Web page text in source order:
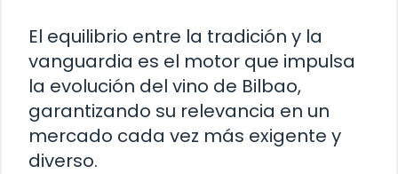
El equilibrio entre la tradición y la
vanguardia es el motor que impulsa
la evolución del vino de Bilbao,
garantizando su relevancia en un
mercado cada vez más exigente y
diverso.